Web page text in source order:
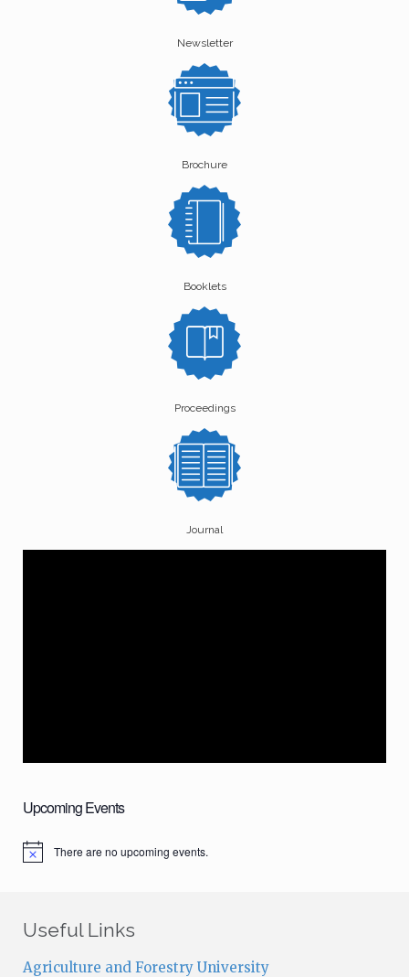
Newsletter
Brochure
Booklets
Proceedings
Journal
Upcoming Events
N
e
There are no upcoming events.
Useful Links
Agriculture and Forestry University